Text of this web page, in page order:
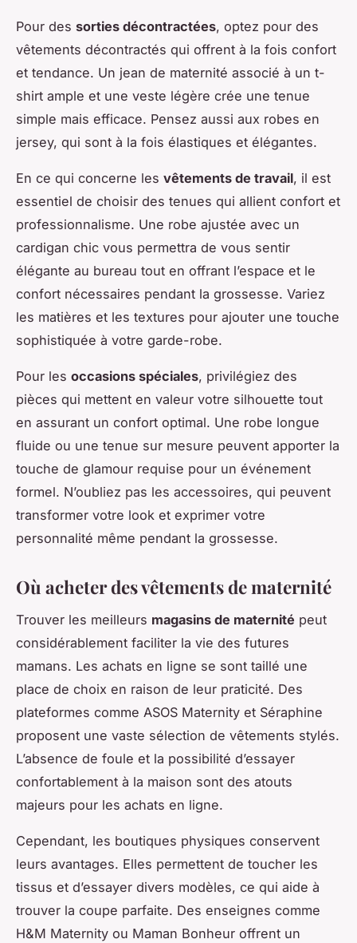
Pour des sorties décontractées, optez pour des
vêtements décontractés qui offrent à la fois confort
et tendance. Un jean de maternité associé à un t-
shirt ample et une veste légère crée une tenue
simple mais efficace. Pensez aussi aux robes en
jersey, qui sont à la fois élastiques et élégantes.
En ce qui concerne les vêtements de travail, il est
essentiel de choisir des tenues qui allient confort et
professionnalisme. Une robe ajustée avec un
cardigan chic vous permettra de vous sentir
élégante au bureau tout en offrant l’espace et le
confort nécessaires pendant la grossesse. Variez
les matières et les textures pour ajouter une touche
sophistiquée à votre garde-robe.
Pour les occasions spéciales, privilégiez des
pièces qui mettent en valeur votre silhouette tout
en assurant un confort optimal. Une robe longue
fluide ou une tenue sur mesure peuvent apporter la
touche de glamour requise pour un événement
formel. N’oubliez pas les accessoires, qui peuvent
transformer votre look et exprimer votre
personnalité même pendant la grossesse.
Où acheter des vêtements de maternité
Trouver les meilleurs magasins de maternité peut
considérablement faciliter la vie des futures
mamans. Les achats en ligne se sont taillé une
place de choix en raison de leur praticité. Des
plateformes comme ASOS Maternity et Séraphine
proposent une vaste sélection de vêtements stylés.
L’absence de foule et la possibilité d’essayer
confortablement à la maison sont des atouts
majeurs pour les achats en ligne.
Cependant, les boutiques physiques conservent
leurs avantages. Elles permettent de toucher les
tissus et d’essayer divers modèles, ce qui aide à
trouver la coupe parfaite. Des enseignes comme
H&M Maternity ou Maman Bonheur offrent un